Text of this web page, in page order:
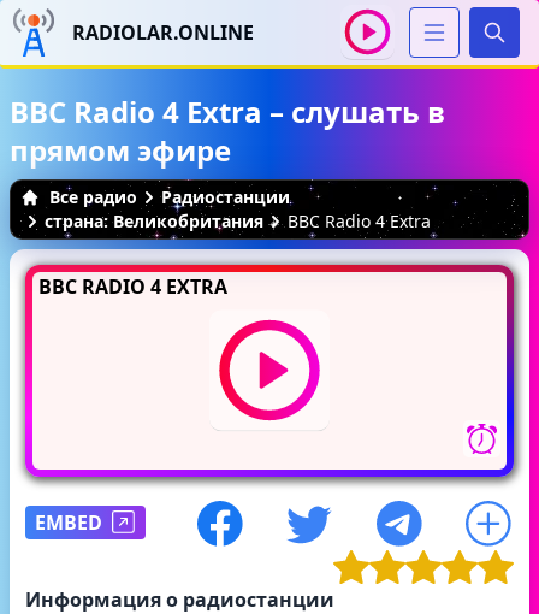
RADIOLAR.ONLINE
BBC Radio 4 Extra – слушать в
прямом эфире
Все радио
Радиостанции
страна: Великобритания
BBC Radio 4 Extra
BBC RADIO 4 EXTRA
EMBED
Информация о радиостанции